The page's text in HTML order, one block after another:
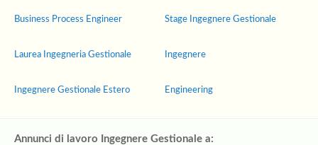
Business Process Engineer
Laurea Ingegneria Gestionale
Ingegnere Gestionale Estero
Stage Ingegnere Gestionale
Ingegnere
Engineering
Annunci di lavoro Ingegnere Gestionale a: